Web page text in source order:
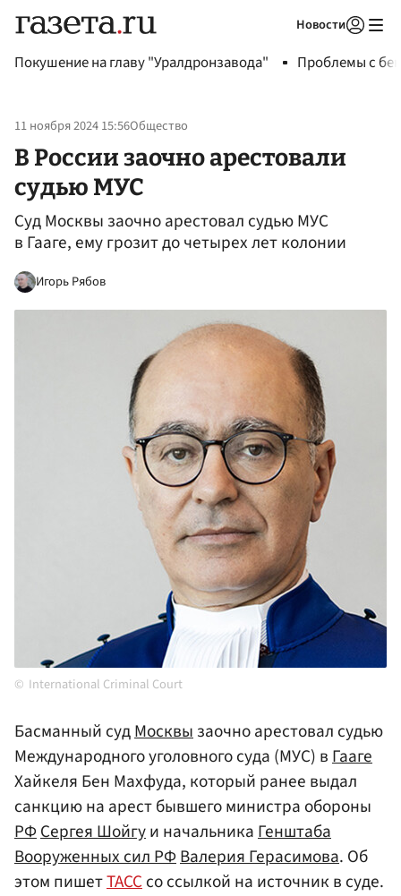
Новости
Покушение на главу "Уралдронзавода" Проблемы с
11 ноября 2024 15:56Общество
В России заочно арестовали
судью МУС
Суд Москвы заочно арестовал судью МУС
в Гааге, ему грозит до четырех лет колонии
Игорь Рябов
International Criminal Court
Басманный судМосквызаочно арестовал судью
Международного уголовного суда (МУС) вГааге
Хайкеля Бен Махфуда, который ранее выдал
санкцию на арест бывшего министра обороны
РФСергея Шойгуи начальникаГенштаба
Вооруженных сил РФВалерия Герасимова. Об
этом пишетТАССсо ссылкой на источник в суде.